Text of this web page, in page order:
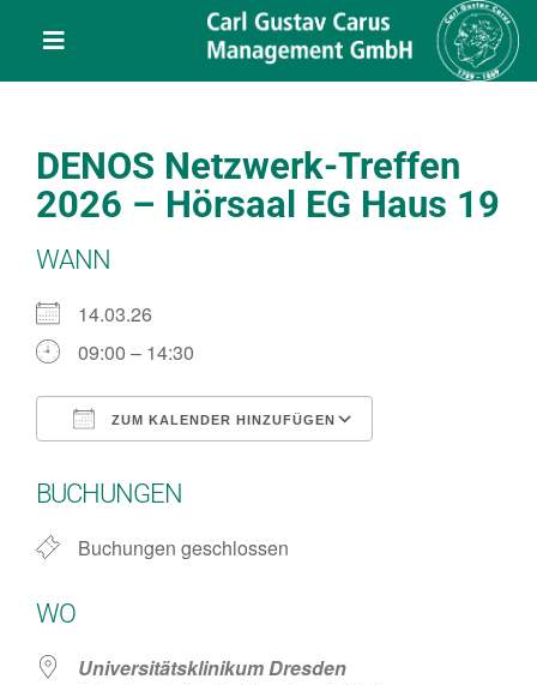
Toggle
Navigation
Über uns
Veranstaltungen
Projekte
Service
Kontakt
DENOS Netzwerk-Treffen
2026 – Hörsaal EG Haus 19
WANN
14.03.26
09:00 – 14:30
ZUM KALENDER HINZUFÜGEN
BUCHUNGEN
Buchungen geschlossen
WO
Universitätsklinikum Dresden